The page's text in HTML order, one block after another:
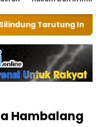
Kebaikan
Hambalang